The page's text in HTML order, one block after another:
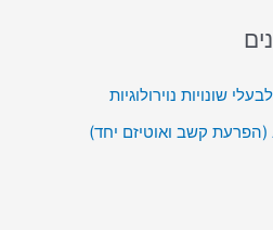
שונויות נוירולוגיות